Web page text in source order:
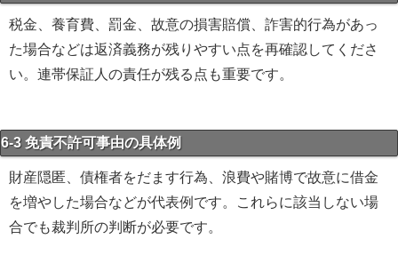
税金、養育費、罰金、故意の損害賠償、詐害的行為があっ
た場合などは返済義務が残りやすい点を再確認してくださ
い。連帯保証人の責任が残る点も重要です。
6-3 免責不許可事由の具体例
財産隠匿、債権者をだます行為、浪費や賭博で故意に借金
を増やした場合などが代表例です。これらに該当しない場
合でも裁判所の判断が必要です。